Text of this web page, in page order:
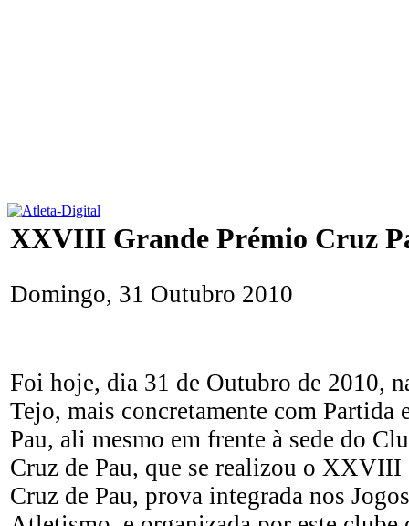
XXVIII Grande Prémio Cruz
Domingo, 31 Outubro 2010
Foi hoje, dia 31 de Outubro de 2010,
Tejo, mais concretamente com Partida
Pau, ali mesmo em frente à sede do
Cruz de Pau, que se realizou o XXVIII
Cruz de Pau, prova integrada nos